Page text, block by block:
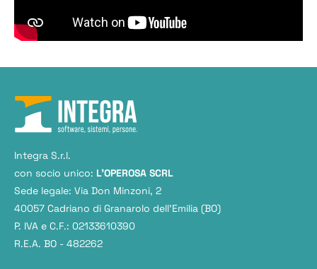
Integra S.r.l.
con socio unico: L'OPEROSA SCRL
Sede legale: Via Don Minzoni, 2
40057 Cadriano di Granarolo dell’Emilia (BO)
P. IVA e C.F.: 02133610390
R.E.A. BO - 482262